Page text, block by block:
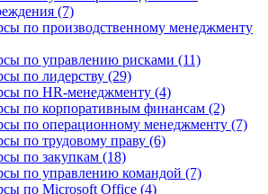
(7)
по производственному менеджменту
по управлению рисками (11)
по лидерству (29)
по HR-менеджменту (4)
по корпоративным финансам (2)
по операционному менеджменту (7)
по трудовому праву (6)
по закупкам (18)
по управлению командой (7)
по Microsoft Office (4)